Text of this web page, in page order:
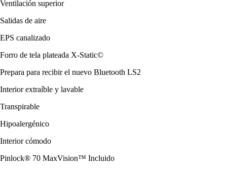
Ventilación superior
Salidas de aire
EPS canalizado
Forro de tela plateada X-Static©
Prepara para recibir el nuevo Bluetooth LS2
Interior extraíble y lavable
Transpirable
Hipoalergénico
Interior cómodo
Pinlock® 70 MaxVision™ Incluido